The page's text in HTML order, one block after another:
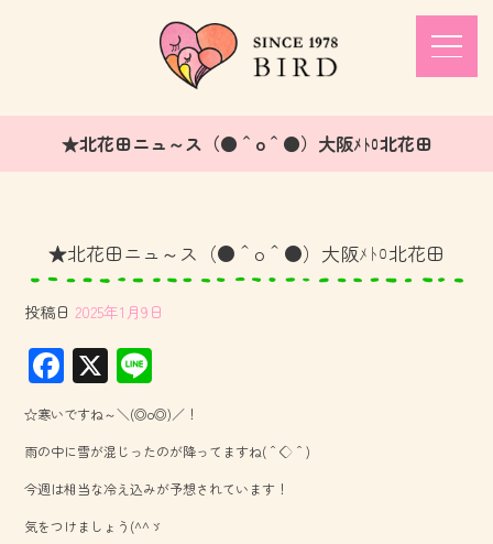
★北花田ニュ～ス（●＾o＾●）大阪ﾒﾄﾛ北花田
★北花田ニュ～ス（●＾o＾●）大阪ﾒﾄﾛ北花田
投稿日 2025年1月9日
F
ac
e
b
o
X
ne
☆寒いですね～＼(◎o◎)／！
雨の中に雪が混じったのが降ってますね(＾◇＾)
今週は相当な冷え込みが予想されています！
気をつけましょう(^^ゞ